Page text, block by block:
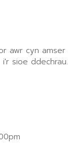
awr cyn amser
sioe ddechrau.